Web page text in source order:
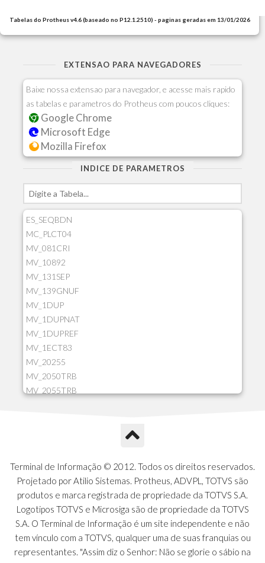
Tabelas do Protheus v4.6 (baseado no P12.1.2510) - paginas geradas em 13/01/2026
EXTENSAO PARA NAVEGADORES
Baixe nossa extensao para navegador, e acesse mais rapido
as tabelas e parametros do Protheus com poucos cliques:
Google Chrome
Microsoft Edge
Mozilla Firefox
INDICE DE PARAMETROS
ES_SEQBDN
MC_PLCT04
MV_081CRI
MV_10892
MV_131SEP
MV_139GNUF
MV_1DUP
MV_1DUPNAT
MV_1DUPREF
MV_1ECT83
MV_20255
MV_2050TRB
MV_2055TRB
MV_2GNOINC
MV_320SLD
MV_325PMDA
MV_330ATCM
MV_340LOCK
MV_3DUPREF
MV_5CLIFOR
Terminal de Informação © 2012. Todos os direitos reservados.
Projetado por Atilio Sistemas. Protheus, ADVPL, TOTVS são
produtos e marca registrada de propriedade da TOTVS S.A.
Logotipos TOTVS e Microsiga são de propriedade da TOTVS
S.A. O Terminal de Informação é um site independente e não
tem vínculo com a TOTVS, qualquer uma de suas franquias ou
representantes. "Assim diz o Senhor: Não se glorie o sábio na